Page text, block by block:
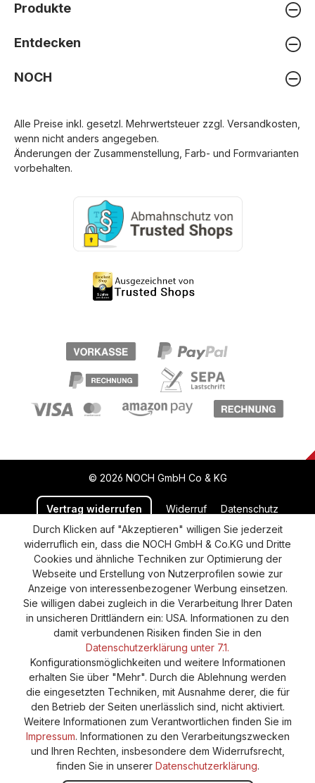
Produkte
Entdecken
NOCH
Alle Preise inkl. gesetzl. Mehrwertsteuer zzgl. Versandkosten
wenn nicht anders angegeben.
Änderungen der Zusammenstellung, Farb- und Formvarianten
vorbehalten.
© 2026 NOCH GmbH Co & KG
Vertrag widerrufen Widerruf Datenschutz
Versand und Zahlung AGB
Impressum
Cookie-Einstellungen
Barrierefreiheitserklärung
Durch Klicken auf "Akzeptieren" willigen Sie jederzeit
widerruflich ein, dass die NOCH GmbH & Co.KG und Dritte
Cookies und ähnliche Techniken zur Optimierung der
Webseite und Erstellung von Nutzerprofilen sowie zur
Anzeige von interessenbezogener Werbung einsetzen.
Sie willigen dabei zugleich in die Verarbeitung Ihrer Daten
in unsicheren Drittländern ein: USA. Informationen zu den
damit verbundenen Risiken finden Sie in den
Datenschutzerklärung unter 7.1.
Konfigurationsmöglichkeiten und weitere Informationen
erhalten Sie über "Mehr". Durch die Ablehnung werden
die eingesetzten Techniken, mit Ausnahme derer, die für
den Betrieb der Seiten unerlässlich sind, nicht aktiviert.
Weitere Informationen zum Verantwortlichen finden Sie im
Impressum. Informationen zu den Verarbeitungszwecken
und Ihren Rechten, insbesondere dem Widerrufsrecht,
finden Sie in unserer Datenschutzerklärung.